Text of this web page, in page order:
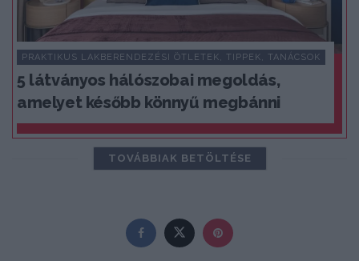
PRAKTIKUS LAKBERENDEZÉSI ÖTLETEK, TIPPEK, TANÁCSOK
5 látványos hálószobai megoldás,
amelyet később könnyű megbánni
TOVÁBBIAK BETÖLTÉSE